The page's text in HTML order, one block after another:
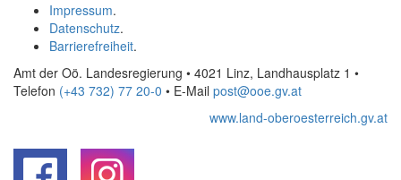
Impressum.
Datenschutz.
Barrierefreiheit.
Amt der Oö. Landesregierung • 4021 Linz, Landhausplatz 1 •
Telefon (+43 732) 77 20-0 • E-Mail post@ooe.gv.at
www.land-oberoesterreich.gv.at